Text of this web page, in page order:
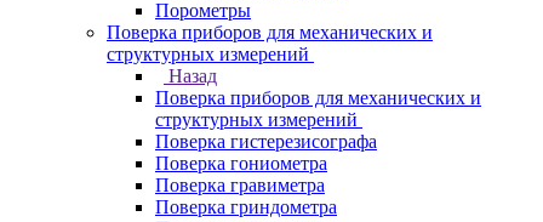
Порометры
Поверка приборов для механических и
структурных измерений
Назад
Поверка приборов для механических и
структурных измерений
Поверка гистерезисографа
Поверка гониометра
Поверка гравиметра
Поверка гриндометра